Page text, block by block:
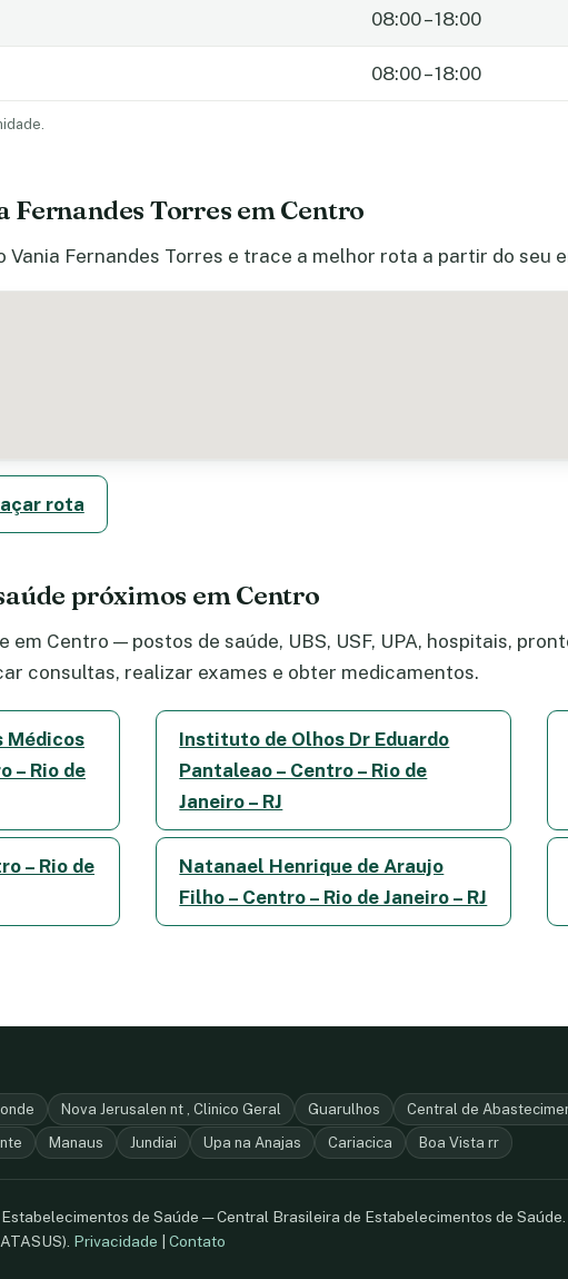
08:00 – 18:00
08:00 – 18:00
Fernandes Torres em Centro
Vania Fernandes Torres e trace a melhor rota a partir do seu
rota
próximos em Centro
em Centro — postos de saúde, UBS, USF, UPA, hospitais,
consultas, realizar exames e obter medicamentos.
Médicos
– Rio de
Instituto de Olhos Dr Eduardo
Pantaleao – Centro – Rio de
Janeiro – RJ
– Rio de
Natanael Henrique de Araujo
Filho – Centro – Rio de Janeiro – RJ
Nova Jerusalen nt , Clinico Geral Guarulhos
Central de
Manaus Jundiai Upa na Anajas Cariacica Boa Vista rr
de Saúde — Central Brasileira de Estabelecimentos de
Privacidade | Contato